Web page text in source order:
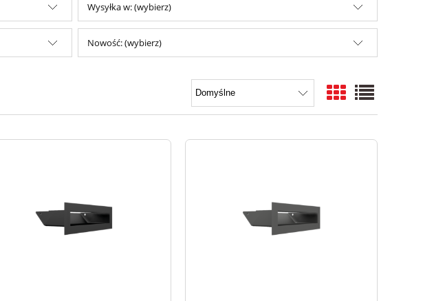
Wysyłka w: (wybierz)
Nowość: (wybierz)